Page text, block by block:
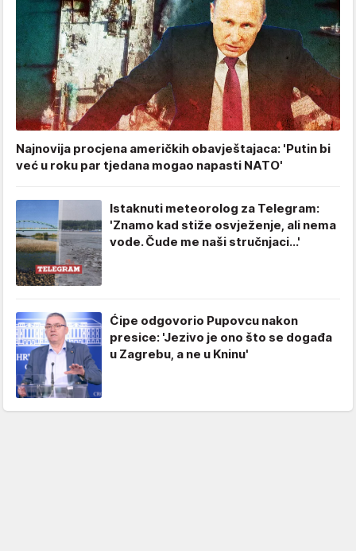
Najnovija procjena američkih obavještajaca: 'Putin bi
već u roku par tjedana mogao napasti NATO'
Istaknuti meteorolog za Telegram:
'Znamo kad stiže osvježenje, ali nema
vode. Čude me naši stručnjaci...'
Ćipe odgovorio Pupovcu nakon
presice: 'Jezivo je ono što se događa
u Zagrebu, a ne u Kninu'